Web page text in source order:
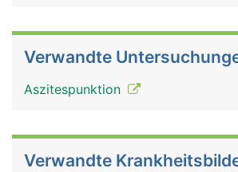
Verwandte
Aszitespunktion
Verwandte